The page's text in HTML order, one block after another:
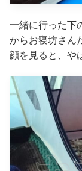
一緒に行った下
からお寝坊さ
顔を見ると、や